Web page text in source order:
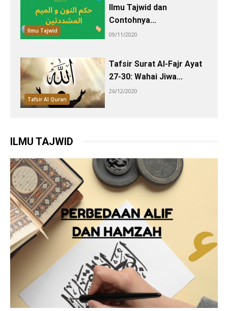
Ilmu Tajwid
Ilmu Tajwid dan
Contohnya...
09/11/2020
Tafsir Al Quran
Tafsir Surat Al-Fajr Ayat
27-30: Wahai Jiwa...
26/12/2020
ILMU TAJWID